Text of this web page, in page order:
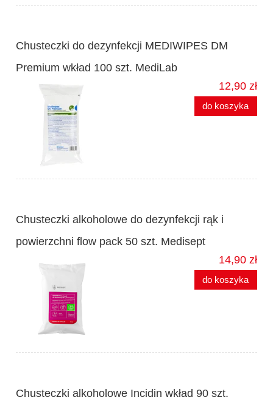
Chusteczki do dezynfekcji MEDIWIPES DM
Premium wkład 100 szt. MediLab
12,90 zł
do koszyka
Chusteczki alkoholowe do dezynfekcji rąk i
powierzchni flow pack 50 szt. Medisept
14,90 zł
do koszyka
Chusteczki alkoholowe Incidin wkład 90 szt.